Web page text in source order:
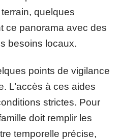
terrain, quelques
ce panorama avec des
besoins locaux.
points de vigilance
L’accès à ces aides
strictes. Pour
doit remplir les
temporelle précise,